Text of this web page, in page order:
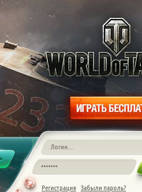
Регистрация
Забыли пароль?